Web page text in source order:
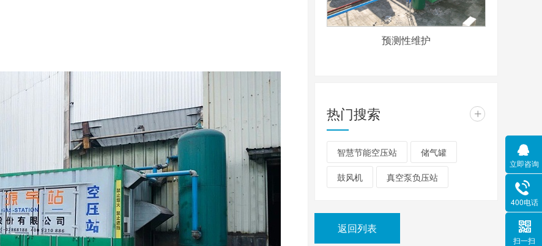
预测性维护
热门搜索 +
智慧节能空压站 储气罐
鼓风机 真空泵负压站
返回列表
立即咨询
400电话
扫一扫